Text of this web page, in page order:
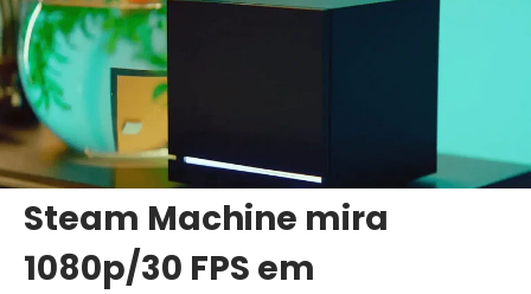
Steam Machine mira
1080p/30 FPS em